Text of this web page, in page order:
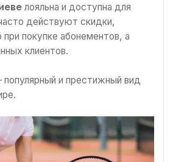
лояльна и доступна для
действуют скидки,
покупке абонементов, а
клиентов.
популярный и престижный вид